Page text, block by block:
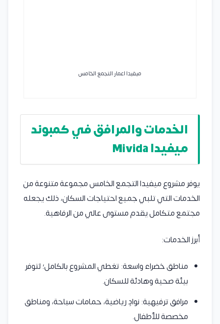
ميفيدا اعمار التجمع الخامس
الخدمات والمرافق في كمبوند
ميفيدا Mivida
يوفر مشروع ميفيدا التجمع الخامس مجموعة متنوعة من
الخدمات التي تلبي جميع احتياجات السكان، ذلك يجعله
مجتمع متكامل يقدم مستوى عالي من الرفاهية.
أبرز الخدمات:
مناطق خضراء واسعة: تغطي المشروع بالكامل؛ لتوفر
بيئة صحية وهادئة للسكان.
مرافق ترفيهية: نوادٍ رياضية، حمامات سباحة، ومناطق
مخصصة للأطفال.